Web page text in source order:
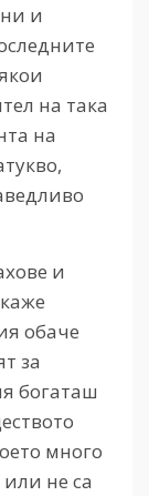
и
на така
на
и
обаче
за
богаташ
много
не са